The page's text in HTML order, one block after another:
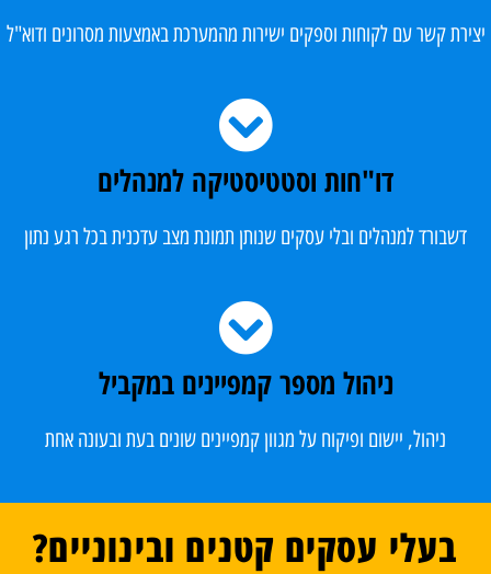
יצירת קשר עם לקוחות וספקים ישירות מהמערכת באמצעות מסרונים ודוא"ל​
דו"חות וסטטיסטיקה למנהלים​
דשבורד למנהלים ובלי עסקים שנותן תמונת מצב עדכנית בכל רגע נתון​
ניהול מספר קמפיינים במקביל​
ניהול, יישום ופיקוח על מגוון קמפיינים שונים בעת ובעונה אחת​
בעלי עסקים קטנים ובינוניים?